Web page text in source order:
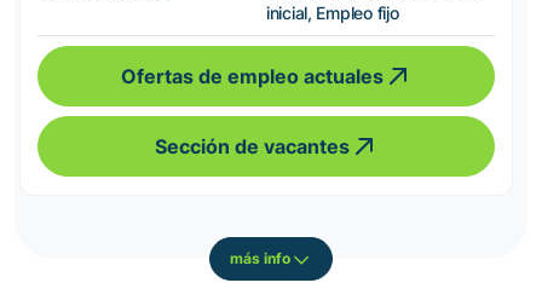
inicial, Empleo fijo
Ofertas de empleo actuales
Sección de vacantes
más info